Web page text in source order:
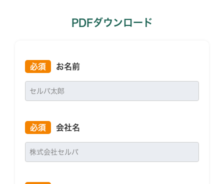
PDFダウンロード
必須 お名前
必須 会社名